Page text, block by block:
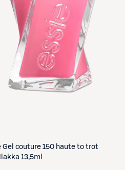
Gel couture 150 haute to trot
13,5ml